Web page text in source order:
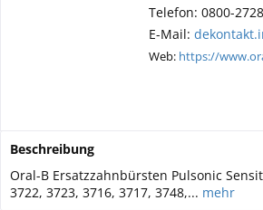
Telefon: 0800-
E-Mail:
Web: https://
Beschreibung
Oral-B Ersatzzahnbürsten Pulsonic
3722, 3723, 3716, 3717, 3748,... mehr